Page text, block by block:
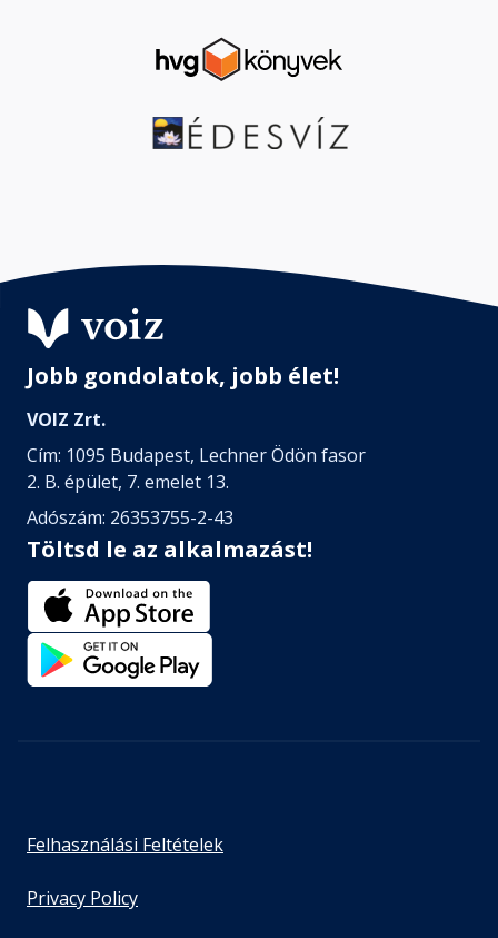
Jobb gondolatok, jobb élet!
VOIZ Zrt.
Cím: 1095 Budapest, Lechner Ödön fasor
2. B. épület, 7. emelet 13.
Adószám: 26353755-2-43
Töltsd le az alkalmazást!
Felhasználási Feltételek
Privacy Policy